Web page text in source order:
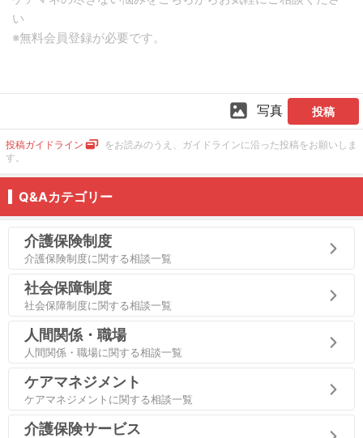
写真 投稿
投稿ガイドライン
をお読みのうえ、ガイドラインに沿った投稿をお願いしま
す。
Q&Aカテゴリー
介護保険制度
介護保険制度に関する相談一覧
社会保障制度
社会保障制度に関する相談一覧
人間関係・職場
人間関係・職場に関する相談一覧
ケアマネジメント
ケアマネジメントに関する相談一覧
介護保険サービス